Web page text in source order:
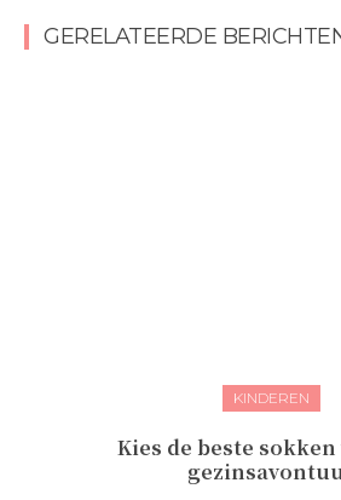
GERELATEERDE
KINDEREN
Kies de beste